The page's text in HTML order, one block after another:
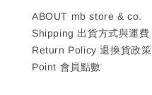
ABOUT mb store & co.
Shipping 出貨方式與運費
Return Policy 退換貨政策
Point 會員點數